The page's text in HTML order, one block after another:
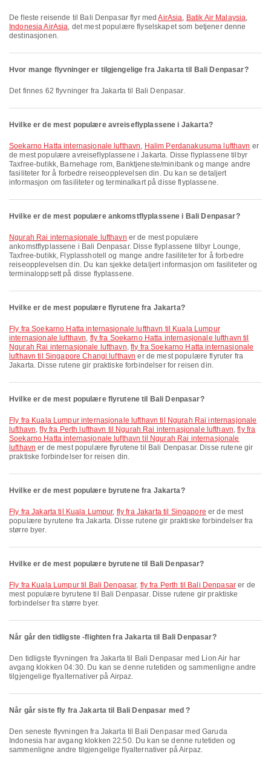
De fleste reisende til Bali Denpasar flyr medAirAsia, Batik Air Malaysia,
Indonesia AirAsia, det mest populære flyselskapet som betjener denne
destinasjonen.
Hvor mange flyvninger er tilgjengelige fra Jakarta til Bali Denpasar?
Det finnes 62 flyvninger fra Jakarta til Bali Denpasar.
Hvilke er de mest populære avreiseflyplassene i Jakarta?
Soekarno Hatta internasjonale lufthavn, Halim Perdanakusuma lufthavn er
de mest populære avreiseflyplassene i Jakarta. Disse flyplassene tilbyr
Taxfree-butikk, Barnehage rom, Banktjeneste/minibank og mange andre
fasiliteter for å forbedre reiseopplevelsen din. Du kan se detaljert
informasjon om fasiliteter og terminalkart på disse flyplassene.
Hvilke er de mest populære ankomstflyplassene i Bali Denpasar?
Ngurah Rai internasjonale lufthavn er de mest populære
ankomstflyplassene i Bali Denpasar. Disse flyplassene tilbyr Lounge,
Taxfree-butikk, Flyplasshotell og mange andre fasiliteter for å forbedre
reiseopplevelsen din. Du kan sjekke detaljert informasjon om fasiliteter og
terminaloppsett på disse flyplassene.
Hvilke er de mest populære flyrutene fra Jakarta?
fly fra Soekarno Hatta internasjonale lufthavn til Kuala Lumpur
internasjonale lufthavn, fly fra Soekarno Hatta internasjonale lufthavn til
Ngurah Rai internasjonale lufthavn,fly fra Soekarno Hatta internasjonale
lufthavn til Singapore Changi lufthavn er de mest populære flyruter fra
Jakarta. Disse rutene gir praktiske forbindelser for reisen din.
Hvilke er de mest populære flyrutene til Bali Denpasar?
fly fra Kuala Lumpur internasjonale lufthavn til Ngurah Rai internasjonale
lufthavn,fly fra Perth lufthavn til Ngurah Rai internasjonale lufthavn,fly fra
Soekarno Hatta internasjonale lufthavn til Ngurah Rai internasjonale
lufthavn er de mest populære flyrutene til Bali Denpasar. Disse rutene gir
praktiske forbindelser for reisen din.
Hvilke er de mest populære byrutene fra Jakarta?
fly fra Jakarta til Kuala Lumpur, fly fra Jakarta til Singapore er de mest
populære byrutene fra Jakarta. Disse rutene gir praktiske forbindelser fra
større byer.
Hvilke er de mest populære byrutene til Bali Denpasar?
fly fra Kuala Lumpur til Bali Denpasar, fly fra Perth til Bali Denpasarer de
mest populære byrutene til Bali Denpasar. Disse rutene gir praktiske
forbindelser fra større byer.
Når går den tidligste -flighten fra Jakarta til Bali Denpasar?
Den tidligste flyvningen fra Jakarta til Bali Denpasar med Lion Air har
avgang klokken 04:30. Du kan se denne rutetiden og sammenligne andre
tilgjengelige flyalternativer på Airpaz.
Når går siste fly fra Jakarta til Bali Denpasar med ?
Den seneste flyvningen fra Jakarta til Bali Denpasar med Garuda
Indonesia har avgang klokken 22:50. Du kan se denne rutetiden og
sammenligne andre tilgjengelige flyalternativer på Airpaz.